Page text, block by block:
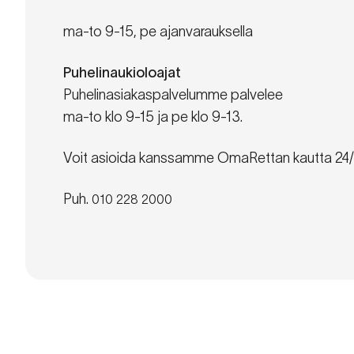
ma-to 9-15, pe ajanvarauksella
Puhelinaukioloajat
Puhelinasiakaspalvelumme palvelee
ma-to klo 9-15 ja pe klo 9-13.
Voit asioida kanssamme OmaRettan kautta 24/
Puh. 010 228 2000